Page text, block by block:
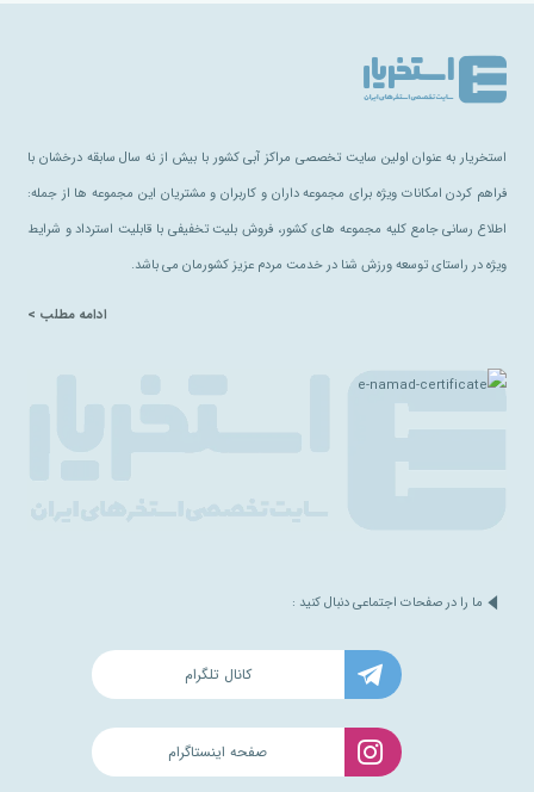
استخریار به عنوان اولین سایت تخصصی مراکز آبی کشور با بیش از نه سال سابقه درخشان با
فراهم کردن امکانات ویژه برای مجموعه داران و کاربران و مشتریان این مجموعه ها از جمله:
اطلاع رسانی جامع کلیه مجموعه های کشور، فروش بلیت تخفیفی با قابلیت استرداد و شرایط
ویژه در راستای توسعه ورزش شنا در خدمت مردم عزیز کشورمان می باشد.
ادامه مطلب >
ما را در صفحات اجتماعی دنبال کنید :
کانال تلگرام
صفحه اینستاگرام